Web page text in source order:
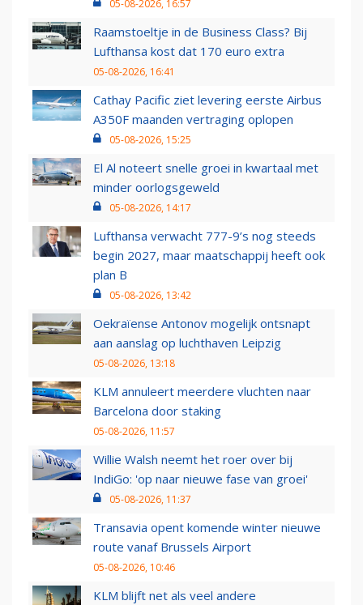
05-08-2026, 16:57
Raamstoeltje in de Business Class? Bij
Lufthansa kost dat 170 euro extra
05-08-2026, 16:41
Cathay Pacific ziet levering eerste Airbus
A350F maanden vertraging oplopen
05-08-2026, 15:25
El Al noteert snelle groei in kwartaal met
minder oorlogsgeweld
05-08-2026, 14:17
Lufthansa verwacht 777-9’s nog steeds
begin 2027, maar maatschappij heeft ook
plan B
05-08-2026, 13:42
Oekraïense Antonov mogelijk ontsnapt
aan aanslag op luchthaven Leipzig
05-08-2026, 13:18
KLM annuleert meerdere vluchten naar
Barcelona door staking
05-08-2026, 11:57
Willie Walsh neemt het roer over bij
IndiGo: 'op naar nieuwe fase van groei'
05-08-2026, 11:37
Transavia opent komende winter nieuwe
route vanaf Brussels Airport
05-08-2026, 10:46
KLM blijft net als veel andere